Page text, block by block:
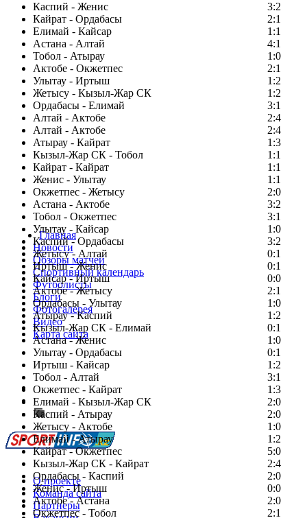
Каспий - Женис
3:2
Кайрат - Ордабасы
2:1
Елимай - Кайсар
1:1
Астана - Алтай
4:1
Тобол - Атырау
1:0
Актобе - Окжетпес
2:1
Улытау - Иртыш
1:2
Жетысу - Кызыл-Жар СК
1:2
Ордабасы - Елимай
3:1
Алтай - Актобе
2:4
Алтай - Актобе
2:4
Атырау - Кайрат
1:3
Кызыл-Жар СК - Тобол
1:1
Кайрат - Кайрат
1:1
Женис - Улытау
1:1
Окжетпес - Жетысу
2:0
Астана - Актобе
3:2
Тобол - Окжетпес
3:1
Улытау - Кайсар
1:0
Каспий - Ордабасы
3:2
Жетысу - Алтай
0:1
Иртыш - Женис
0:1
Кайсар - Иртыш
0:0
Актобе - Жетысу
2:1
Ордабасы - Улытау
1:0
Атырау - Каспий
1:2
Кызыл-Жар СК - Елимай
0:1
Астана - Женис
1:0
Улытау - Ордабасы
0:1
Иртыш - Кайсар
1:2
Тобол - Алтай
3:1
Окжетпес - Кайрат
1:3
Елимай - Кызыл-Жар СК
2:0
Каспий - Атырау
2:0
Жетысу - Актобе
1:0
Елимай - Атырау
1:2
Кайрат - Окжетпес
5:0
Кызыл-Жар СК - Кайрат
2:4
Ордабасы - Каспий
2:0
Женис - Иртыш
0:0
Актобе - Астана
2:0
Окжетпес - Тобол
2:1
Главная
Новости
Обзоры матчей
Спортивный календарь
Футболисты
Блоги
Фотогалерея
Видео
Карта сайта
Есть идея?
Сообщить о мероприятии
Перейти на старый сайт
О проекте
Команда сайта
Партнеры